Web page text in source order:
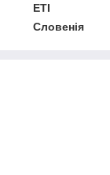
ETI
Словенія